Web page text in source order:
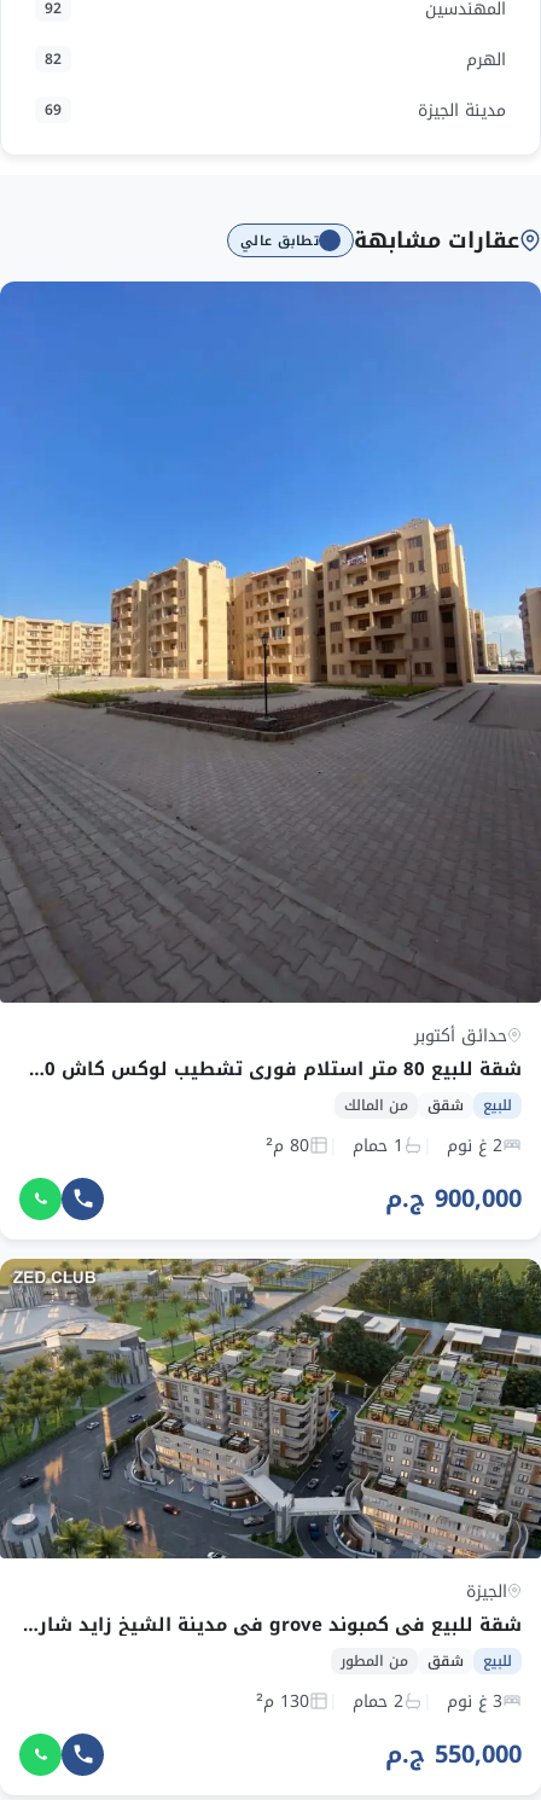
المهندسين 92
الهرم 82
مدينة الجيزة 69
عقارات مشابهة تطابق عالي
حدائق أكتوبر
شقة للبيع 80 متر استلام فوري تشطيب لوكس كاش 900 الف دور خامس فقط بدون اسانسير
للبيع شقق من المالك
2 غ نوم 1 حمام 80 م²
900,000 ج.م
الجيزة
شقة للبيع في كمبوند grove في مدينة الشيخ زايد شارع 4
للبيع شقق من المطور
3 غ نوم 2 حمام 130 م²
550,000 ج.م